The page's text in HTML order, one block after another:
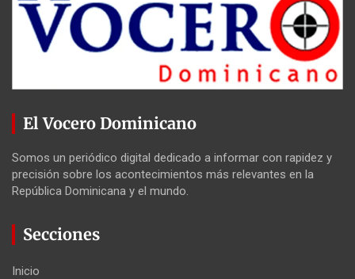
El Vocero Dominicano
Somos un periódico digital dedicado a informar con rapidez y
precisión sobre los acontecimientos más relevantes en la
República Dominicana y el mundo.
Secciones
Inicio